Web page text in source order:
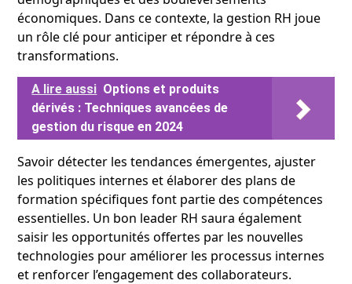
économiques. Dans ce contexte, la gestion RH joue
un rôle clé pour anticiper et répondre à ces
transformations.
A lire aussi Options et produits
dérivés : Techniques avancées de
gestion du risque en 2024
Savoir détecter les tendances émergentes, ajuster
les politiques internes et élaborer des plans de
formation spécifiques font partie des compétences
essentielles. Un bon leader RH saura également
saisir les opportunités offertes par les nouvelles
technologies pour améliorer les processus internes
et renforcer l’engagement des collaborateurs.